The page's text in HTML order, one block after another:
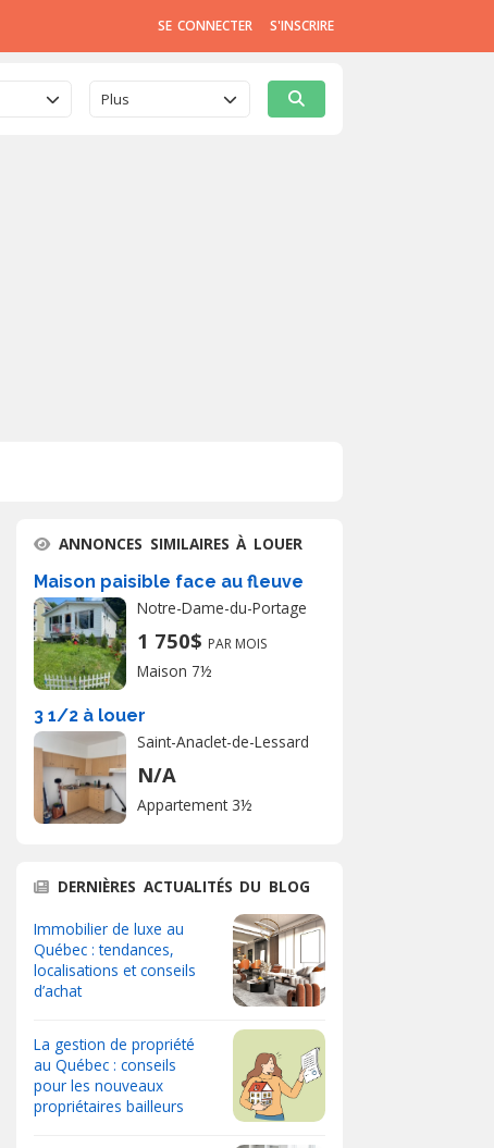
SE CONNECTER S'INSCRIRE
Plus
ANNONCES SIMILAIRES À LOUER
Maison paisible face au fleuve
Notre-Dame-du-Portage
1 750$ PAR MOIS
Maison 7½
3 1/2 à louer
Saint-Anaclet-de-Lessard
N/A
Appartement 3½
DERNIÈRES ACTUALITÉS DU BLOG
Immobilier de luxe au
Québec : tendances,
localisations et conseils
d’achat
La gestion de propriété
au Québec : conseils
pour les nouveaux
propriétaires bailleurs